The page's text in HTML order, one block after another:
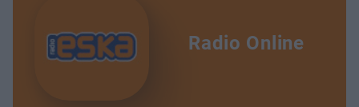
Radio Online